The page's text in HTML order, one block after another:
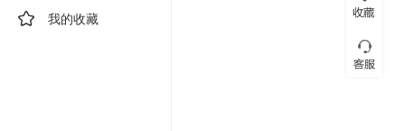
我的收藏